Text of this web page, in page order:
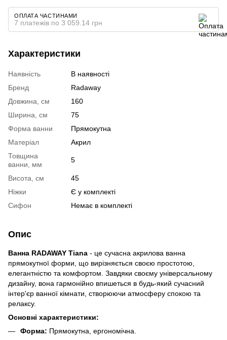
ОПЛАТА ЧАСТИНАМИ
7 платежів по 3 059.14 грн
Характеристики
Наявність
В наявності
Бренд
Radaway
Довжина, см
160
Ширина, см
75
Форма ванни
Прямокутна
Матеріал
Акрил
Товщина
ванни, мм
5
Висота, см
45
Ніжки
Є у комплекті
Сифон
Немає в комплекті
Опис
Ванна RADAWAY Tiana - це сучасна акрилова ванна
прямокутної форми, що вирізняється своєю простотою,
елегантністю та комфортом. Завдяки своєму універсальному
дизайну, вона гармонійно впишеться в будь-який сучасний
інтер'єр ванної кімнати, створюючи атмосферу спокою та
релаксу.
Основні характеристики:
Форма: Прямокутна, ергономічна.